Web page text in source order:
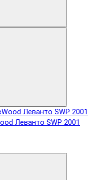
Леванто SWP 2001